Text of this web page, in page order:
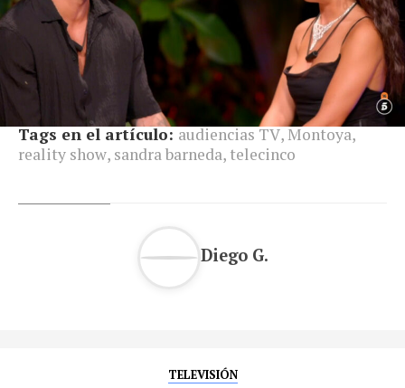
Tags en el artículo: audiencias TV, Montoya,
reality show, sandra barneda, telecinco
Diego G.
TELEVISIÓN